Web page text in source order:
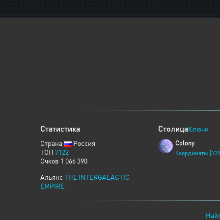
Статистика
Страна
Россия
ТОП 7122
Очков 1 066 390
Альянс THE INTERGALACTIC
EMPIRE
СтолицаКлючи
Colony
Координаты